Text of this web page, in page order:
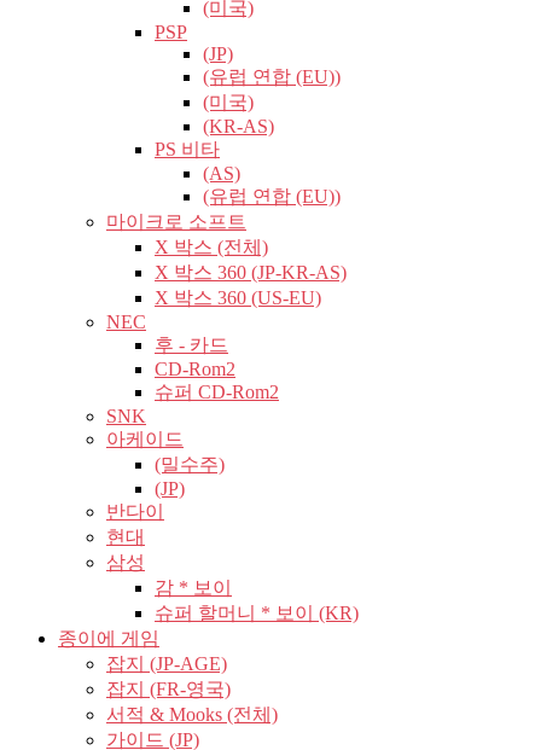
(미국)
PSP
(JP)
(유럽​​ 연합 (EU))
(미국)
(KR-AS)
PS 비타
(AS)
(유럽​​ 연합 (EU))
마이크로 소프트
X 박스 (전체)
X 박스 360 (JP-KR-AS)
X 박스 360 (US-EU)
NEC
후 - 카드
CD-Rom2
슈퍼 CD-Rom2
SNK
아케이드
(밀수주)
(JP)
반다이
현대
삼성
감 * 보이
슈퍼 할머니 * 보이 (KR)
종이에 게임
잡지 (JP-AGE)
잡지 (FR-영국)
서적 & Mooks (전체)
가이드 (JP)